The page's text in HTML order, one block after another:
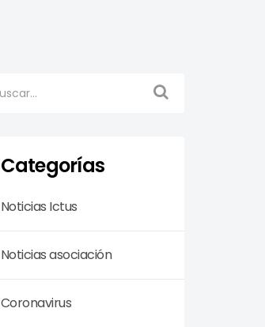
Categorías
Noticias Ictus
Noticias asociación
Coronavirus